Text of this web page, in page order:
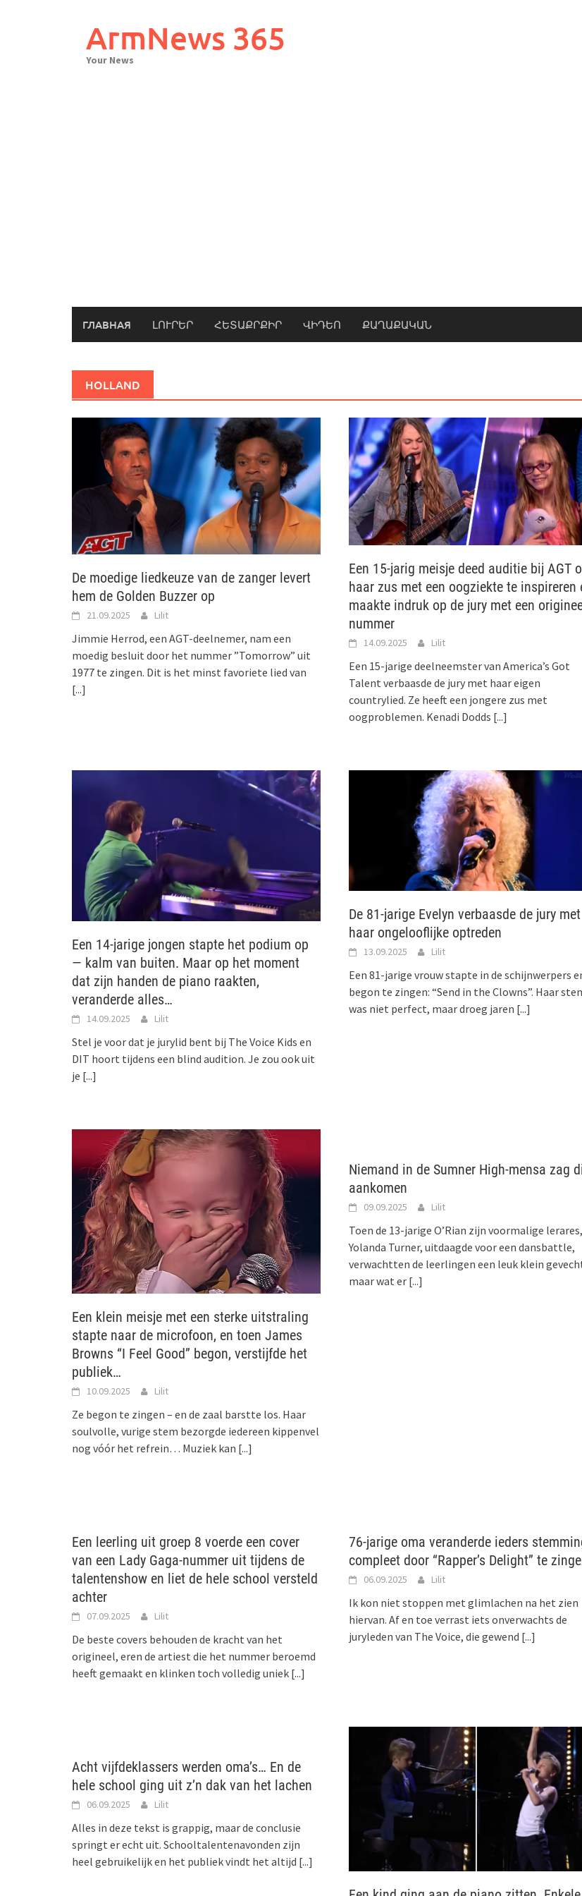
ArmNews 365
Your News
ГЛАВНАЯ ԼՈՒՐԵՐ ՀԵՏԱՔՐՔԻՐ ՎԻԴԵՈ ՔԱՂԱՔԱԿԱՆ
HOLLAND
De moedige liedkeuze van de zanger levert
hem de Golden Buzzer op
21.09.2025 Lilit
Jimmie Herrod, een AGT-deelnemer, nam een
moedig besluit door het nummer ”Tomorrow” uit
1977 te zingen. Dit is het minst favoriete lied van
[...]
Een 15-jarig meisje deed auditie bij AGT
haar zus met een oogziekte te inspireren
maakte indruk op de jury met een
nummer
14.09.2025 Lilit
Een 15-jarige deelneemster van America’s Got
Talent verbaasde de jury met haar eigen
countrylied. Ze heeft een jongere zus met
oogproblemen. Kenadi Dodds [...]
Een 14-jarige jongen stapte het podium op
— kalm van buiten. Maar op het moment
dat zijn handen de piano raakten,
veranderde alles…
14.09.2025 Lilit
Stel je voor dat je jurylid bent bij The Voice Kids en
DIT hoort tijdens een blind audition. Je zou ook uit
je [...]
De 81-jarige Evelyn verbaasde de jury met
haar ongelooflijke optreden
13.09.2025 Lilit
Een 81-jarige vrouw stapte in de schijnwerpers
begon te zingen: “Send in the Clowns”. Haar
was niet perfect, maar droeg jaren [...]
Een klein meisje met een sterke uitstraling
stapte naar de microfoon, en toen James
Browns “I Feel Good” begon, verstijfde het
publiek…
10.09.2025 Lilit
Ze begon te zingen – en de zaal barstte los. Haar
soulvolle, vurige stem bezorgde iedereen kippenvel
nog vóór het refrein… Muziek kan [...]
Niemand in de Sumner High-mensa zag
aankomen
09.09.2025 Lilit
Toen de 13-jarige O’Rian zijn voormalige lerares,
Yolanda Turner, uitdaagde voor een dansbattle,
verwachtten de leerlingen een leuk klein
maar wat er [...]
Een leerling uit groep 8 voerde een cover
van een Lady Gaga-nummer uit tijdens de
talentenshow en liet de hele school versteld
achter
07.09.2025 Lilit
De beste covers behouden de kracht van het
origineel, eren de artiest die het nummer beroemd
heeft gemaakt en klinken toch volledig uniek [...]
76-jarige oma veranderde ieders
compleet door “Rapper’s Delight” te
06.09.2025 Lilit
Ik kon niet stoppen met glimlachen na het zien
hiervan. Af en toe verrast iets onverwachts de
juryleden van The Voice, die gewend [...]
Acht vijfdeklassers werden oma’s… En de
hele school ging uit z’n dak van het lachen
06.09.2025 Lilit
Alles in deze tekst is grappig, maar de conclusie
springt er echt uit. Schooltalentenavonden zijn
heel gebruikelijk en het publiek vindt het altijd [...]